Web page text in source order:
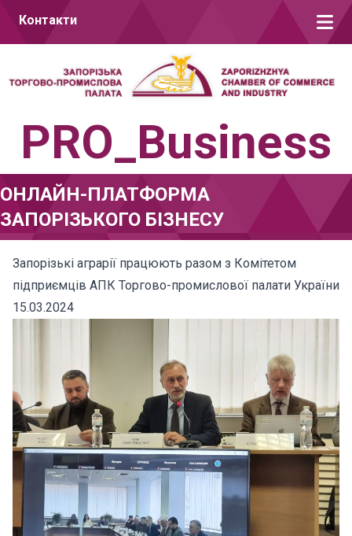
Контакти
PRO_Business
ОНЛАЙН-ПЛАТФОРМА
ЗАПОРІЗЬКОГО БІЗНЕСУ
Запорізькі аграрії працюють разом з Комітетом
підприємців АПК Торгово-промислової палати України
15.03.2024